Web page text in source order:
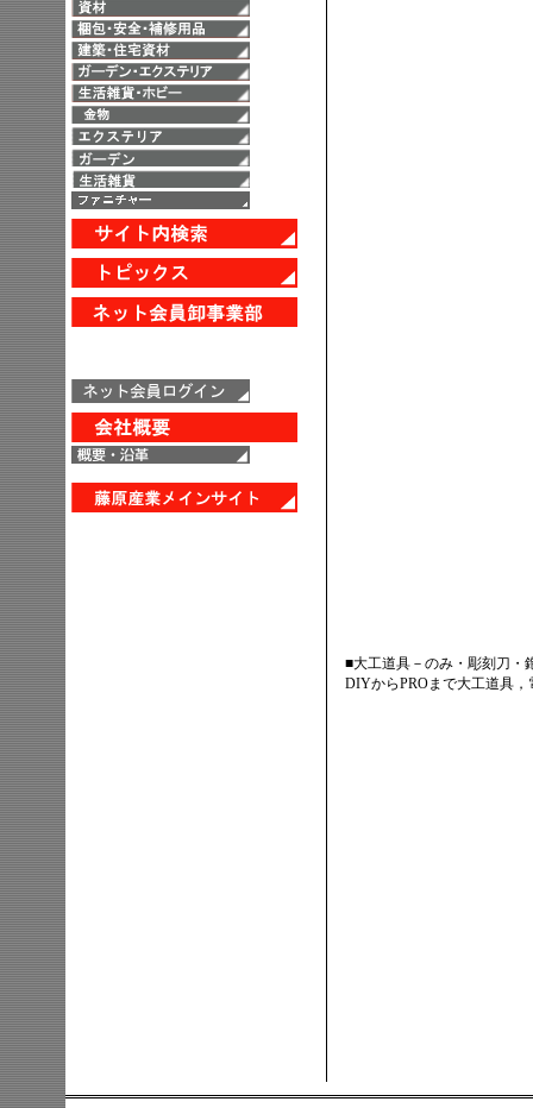
■大工道具－のみ・彫刻刀・
DIYからPROまで大工道具